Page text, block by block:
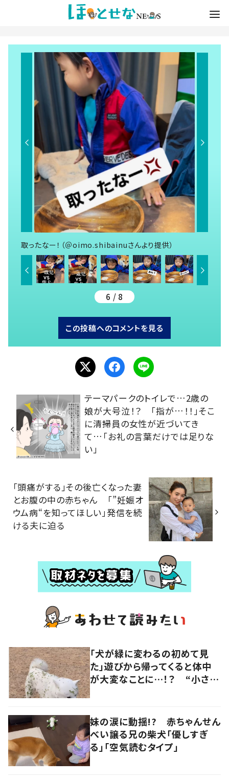
取ったなー！（＠oimo.shibainuさんより提供）
6 / 8
この投稿へのコメントを見る
テーマパークのトイレで…2歳の
娘が大号泣！？ 「指が…！！」そこ
に清掃員の女性が近づいてき
て…「お礼の言葉だけでは足りな
い」
「頭痛がする」その後亡くなった妻
とお腹の中の赤ちゃん 「”妊娠オ
ウム病“を知ってほしい」発信を続
ける夫に迫る
「犬が緑に変わるの初めて見
た」遊びから帰ってくると体中
が大変なことに…！？ “小さい
妹の涙に動揺!? 赤ちゃんせん
べい譲る兄の柴犬「優しすぎ
る」「空気読むタイプ」